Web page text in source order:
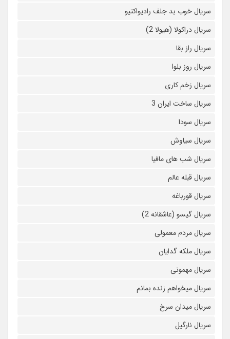
سریال خوب بد جلف رادیواکتیو
سریال دراکولا (هیولا 2)
سریال راز بقا
سریال روز بلوا
سریال زخم کاری
سریال ساخت ایران 3
سریال سودا
سریال سیاوش
سریال شب های مافیا
سریال قبله عالم
سریال قورباغه
سریال گیسو (عاشقانه 2)
سریال مردم معمولی
سریال ملکه گدایان
سریال مهمونی
سریال میخواهم زنده بمانم
سریال میدان سرخ
سریال نارگیل